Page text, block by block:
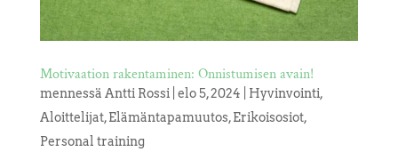
Motivaation rakentaminen: Onnistumisen avain!
mennessä Antti Rossi| elo 5, 2024 Hyvinvointi,
Aloittelijat,Elämäntapamuutos,Erikoisosiot,
Personal training